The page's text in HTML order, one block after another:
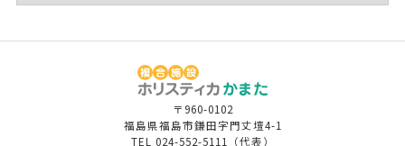
〒960-0102
福島県福島市鎌田字門丈壇4-1
TEL 024-552-5111 （代表）